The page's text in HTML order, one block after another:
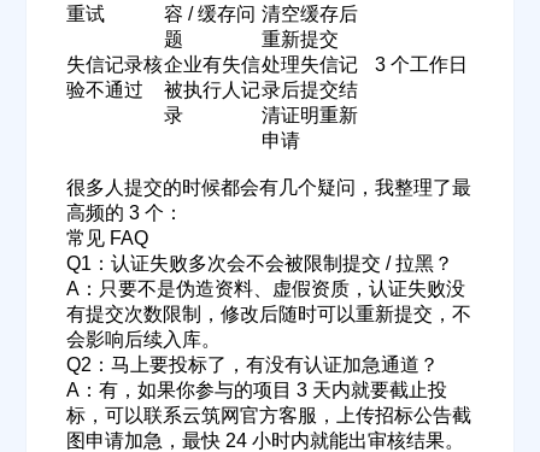
重试
容 / 缓存问
题
清空缓存后
重新提交
失信记录核
验不通过
企业有失信
被执行人记
录
处理失信记
录后提交结
清证明重新
申请
3 个工作日
很多人提交的时候都会有几个疑问，我整理了最
高频的 3 个：
常见 FAQ
Q1：认证失败多次会不会被限制提交 / 拉黑？
A：只要不是伪造资料、虚假资质，认证失败没
有提交次数限制，修改后随时可以重新提交，不
会影响后续入库。
Q2：马上要投标了，有没有认证加急通道？
A：有，如果你参与的项目 3 天内就要截止投
标，可以联系云筑网官方客服，上传招标公告截
图申请加急，最快 24 小时内就能出审核结果。
欢迎入驻供应商
公司名称
公司所在地
请选择省市
经办人